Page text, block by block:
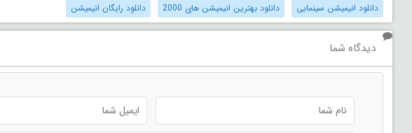
دانلود انیمیشن سینمایی
دانلود بهترین انیمیشن های 2000 دانلود رایگان انیمیشن
دیدگاه شما